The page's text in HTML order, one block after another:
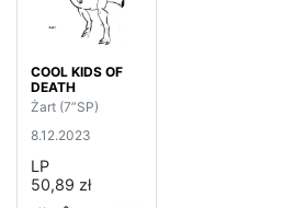
COOL KIDS OF
DEATH
Żart (7”SP)
8.12.2023
LP
50,89 zł